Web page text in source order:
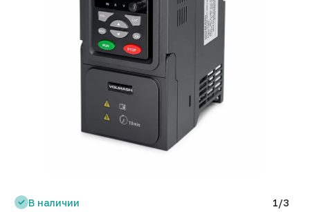
В наличии 1/3